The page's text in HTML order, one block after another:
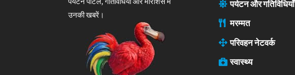
उनकी खबरें।
पर्यटन और गतिविधियाँ
मरम्मत
परिवहन नेटवर्क
स्वास्थ्य